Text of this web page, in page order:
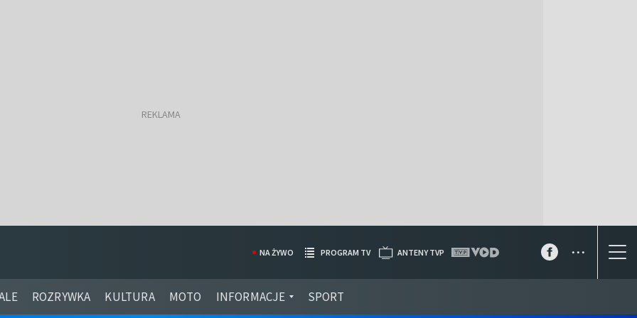
ROZRYWKA KULTURA MOTO INFORMACJE SPORT
NA ŻYWO PROGRAM TV ANTENY TVP ...